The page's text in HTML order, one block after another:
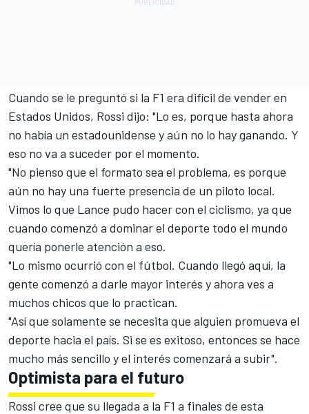
Cuando se le preguntó si la F1 era difícil de vender en
Estados Unidos, Rossi dijo: "Lo es, porque hasta ahora
no había un estadounidense y aún no lo hay ganando. Y
eso no va a suceder por el momento.
"No pienso que el formato sea el problema, es porque
aún no hay una fuerte presencia de un piloto local.
Vimos lo que Lance pudo hacer con el ciclismo, ya que
cuando comenzó a dominar el deporte todo el mundo
quería ponerle atención a eso.
"Lo mismo ocurrió con el fútbol. Cuando llegó aquí, la
gente comenzó a darle mayor interés y ahora ves a
muchos chicos que lo practican.
"Así que solamente se necesita que alguien promueva el
deporte hacia el país. Si se es exitoso, entonces se hace
mucho más sencillo y el interés comenzará a subir".
Optimista para el futuro
Rossi cree que su llegada a la F1 a finales de esta